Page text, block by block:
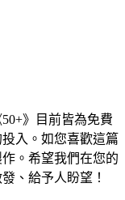
》目前皆為免費
入。如您喜歡這篇
。希望我們在您的
、給予人盼望！